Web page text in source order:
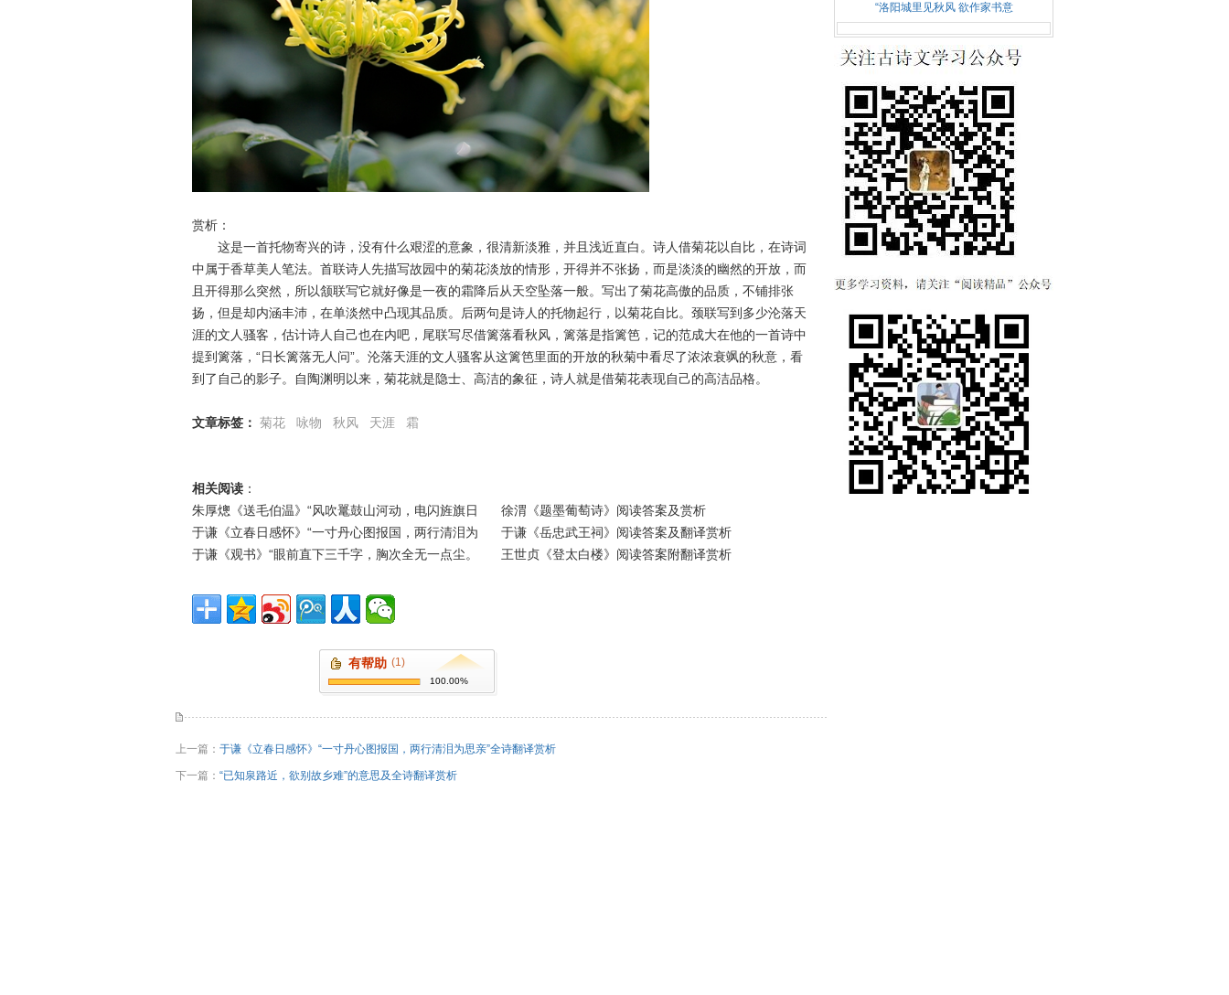
赏析：
这是一首托物寄兴的诗，没有什么艰涩的意象，很清新淡雅，并且浅近直白。诗人借菊花以自比，在诗词
中属于香草美人笔法。首联诗人先描写故园中的菊花淡放的情形，开得并不张扬，而是淡淡的幽然的开放，而
且开得那么突然，所以颔联写它就好像是一夜的霜降后从天空坠落一般。写出了菊花高傲的品质，不铺排张
扬，但是却内涵丰沛，在单淡然中凸现其品质。后两句是诗人的托物起行，以菊花自比。颈联写到多少沦落天
涯的文人骚客，估计诗人自己也在内吧，尾联写尽借篱落看秋风，篱落是指篱笆，记的范成大在他的一首诗中
提到篱落，“日长篱落无人问”。沦落天涯的文人骚客从这篱笆里面的开放的秋菊中看尽了浓浓衰飒的秋意，看
到了自己的影子。自陶渊明以来，菊花就是隐士、高洁的象征，诗人就是借菊花表现自己的高洁品格。
文章标签： 菊花 咏物 秋风 天涯 霜
相关阅读 ：
朱厚熜《送毛伯温》“风吹鼍鼓山河动，电闪旌旗日
徐渭《题墨葡萄诗》阅读答案及赏析
于谦《立春日感怀》“一寸丹心图报国，两行清泪为
于谦《岳忠武王祠》阅读答案及翻译赏析
于谦《观书》“眼前直下三千字，胸次全无一点尘。
王世贞《登太白楼》阅读答案附翻译赏析
有帮助 (1)
100.00%
上一篇： 于谦《立春日感怀》“一寸丹心图报国，两行清泪为思亲”全诗翻译赏析
下一篇： “已知泉路近，欲别故乡难”的意思及全诗翻译赏析
“洛阳城里见秋风 欲作家书意